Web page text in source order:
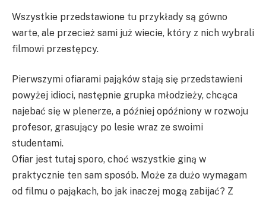
Wszystkie przedstawione tu przykłady są gówno
warte, ale przecież sami już wiecie, który z nich wybrali
filmowi przestępcy.
Pierwszymi ofiarami pająków stają się przedstawieni
powyżej idioci, następnie grupka młodzieży, chcąca
najebać się w plenerze, a później opóźniony w rozwoju
profesor, grasujący po lesie wraz ze swoimi
studentami.
Ofiar jest tutaj sporo, choć wszystkie giną w
praktycznie ten sam sposób. Może za dużo wymagam
od filmu o pająkach, bo jak inaczej mogą zabijać? Z